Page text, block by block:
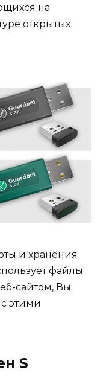
на
открытых
и хранения
файлы
сайтом, Вы
этими
S